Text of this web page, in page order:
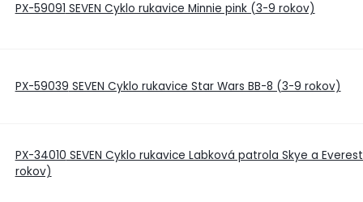
PX-59091 SEVEN Cyklo rukavice Minnie pink (3-9 rokov)
PX-59039 SEVEN Cyklo rukavice Star Wars BB-8 (3-9 rokov)
PX-34010 SEVEN Cyklo rukavice Labková patrola Skye a
rokov)